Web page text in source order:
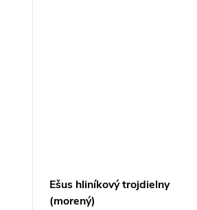
Ešus hliníkový trojdielny
(morený)